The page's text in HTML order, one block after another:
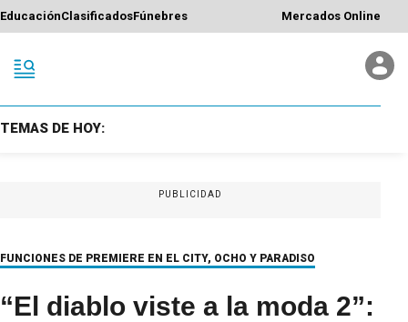
EducaciónClasificadosFúnebres Mercados Online
TEMAS DE HOY:
PUBLICIDAD
FUNCIONES DE PREMIERE EN EL CITY, OCHO Y PARADISO
“El diablo viste a la moda 2”: